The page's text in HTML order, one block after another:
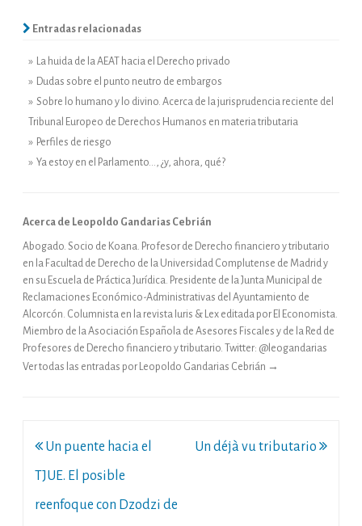
Entradas relacionadas
» La huida de la AEAT hacia el Derecho privado
» Dudas sobre el punto neutro de embargos
» Sobre lo humano y lo divino. Acerca de la jurisprudencia reciente del
Tribunal Europeo de Derechos Humanos en materia tributaria
» Perfiles de riesgo
» Ya estoy en el Parlamento…, ¿y, ahora, qué?
Acerca de Leopoldo Gandarias Cebrián
Abogado. Socio de Koana. Profesor de Derecho financiero y tributario
en la Facultad de Derecho de la Universidad Complutense de Madrid y
en su Escuela de Práctica Jurídica. Presidente de la Junta Municipal de
Reclamaciones Económico-Administrativas del Ayuntamiento de
Alcorcón. Columnista en la revista Iuris & Lex editada por El Economista.
Miembro de la Asociación Española de Asesores Fiscales y de la Red de
Profesores de Derecho financiero y tributario. Twitter: @leogandarias
Ver todas las entradas por Leopoldo Gandarias Cebrián →
Navegación
de
entradas
Un puente hacia el
TJUE. El posible
reenfoque con Dzodzi de
Un déjà vu tributario